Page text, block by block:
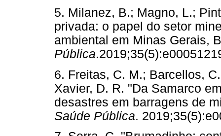
5. Milanez, B.; Magno, L.;
privada: o papel do setor
ambiental em Minas Gerais,
Pública
6. Freitas, C. M.; Barcellos,
Xavier, D. R. "Da Samarco
desastres em barragens de
Saúde Pública.